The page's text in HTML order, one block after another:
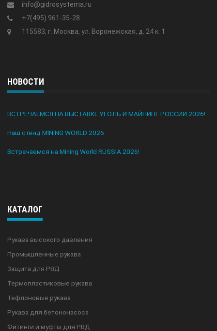
info@gidrosystema.ru
+7(495) 961-35-28
115583, г. Москва, ул. Воронежская, д. 24 к. 1
НОВОСТИ
ВСТРЕЧАЕМСЯ НА ВЫСТАВКЕ УГОЛЬ И МАЙНИНГ РОССИИ 2026!
Наш стенд MINING WORLD 2026
Встречаемся на Mining World RUSSIA 2026!
КАТАЛОГ
Рукава высокого давления
Промышленные рукава
Защита для РВД
Термопластиковые рукава
Тефлоновые рукава
Рукава для бетононасоса
Фитинги и муфты для РВД